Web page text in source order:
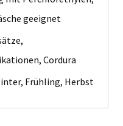
geeignet
Cordura
Frühling, Herbst